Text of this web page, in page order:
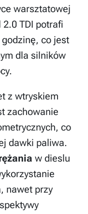
warsztatowej
TDI potrafi
co jest
dla silników
z wtryskiem
zachowanie
co
dawki paliwa.
w dieslu
nawet przy